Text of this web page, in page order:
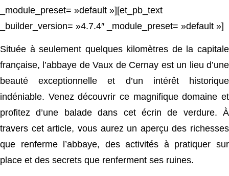
_module_preset= »default »][et_pb_text
_builder_version= »4.7.4″ _module_preset= »default »]
Située à seulement quelques kilomètres de la capitale
française, l’abbaye de Vaux de Cernay est un lieu d’une
beauté exceptionnelle et d’un intérêt historique
indéniable. Venez découvrir ce magnifique domaine et
profitez d’une balade dans cet écrin de verdure. À
travers cet article, vous aurez un aperçu des richesses
que renferme l’abbaye, des activités à pratiquer sur
place et des secrets que renferment ses ruines.